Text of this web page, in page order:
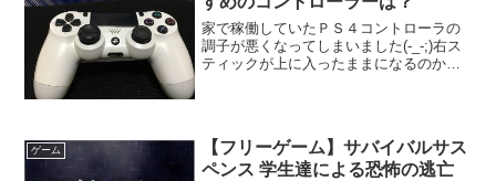
家で稼働していたＰＳ４コントローラの
調子が悪くなってしまいました(-_-;)右ス
ティックが上に入ったままになるのか勝
してコントローラ...
ゲーム
【フリーゲーム】サバイバルサス
ペンス 学生達による恐怖の逃亡